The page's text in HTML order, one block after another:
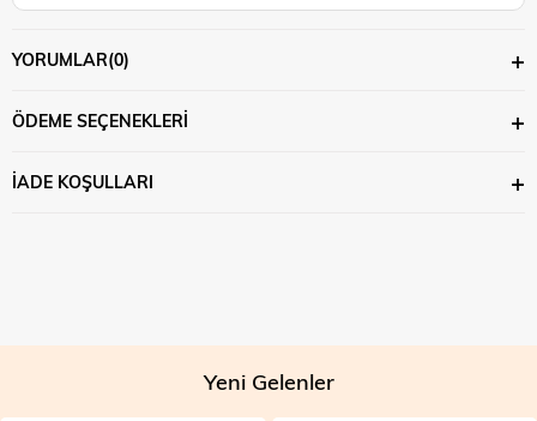
YORUMLAR(0)
ÖDEME SEÇENEKLERI
İADE KOŞULLARI
Yeni Gelenler